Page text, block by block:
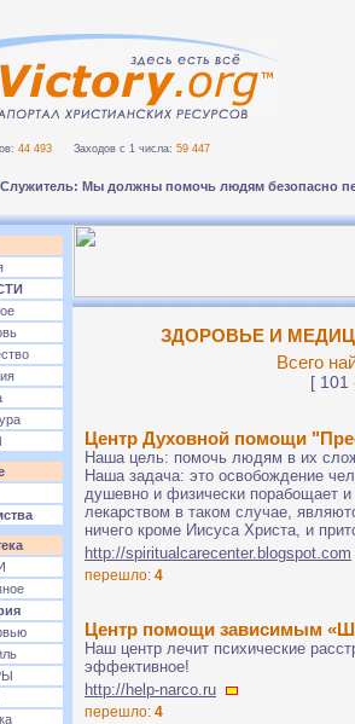
44 493 Заходов с 1 числа: 59 447
Служитель: Мы должны помочь людям безопасно
ЗДОРОВЬЕ И
Всего
[ 101
Центр Духовной помощи
Наша цель: помочь людям в их
Наша задача: это освобождение
душевно и физически порабощает
лекарством в таком случае,
ничего кроме Иисуса Христа, и
http://spiritualcarecenter.blogspot.com
перешло: 4
Центр помощи зависимым
Наш центр лечит психические
эффективное!
http://help-narco.ru
перешло: 4